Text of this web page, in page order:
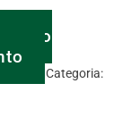
o
Categoria: